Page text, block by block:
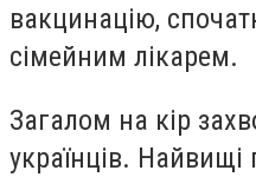
вакцинацію,
сімейним лікарем.
Загалом на кір
українців. Найвищі